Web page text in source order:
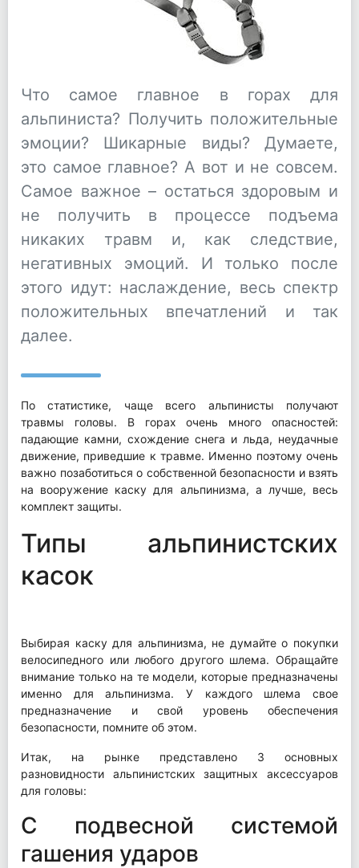
Что самое главное в горах для
альпиниста? Получить положительные
эмоции? Шикарные виды? Думаете,
это самое главное? А вот и не совсем.
Самое важное – остаться здоровым и
не получить в процессе подъема
никаких травм и, как следствие,
негативных эмоций. И только после
этого идут: наслаждение, весь спектр
положительных впечатлений и так
далее.
По статистике, чаще всего альпинисты получают
травмы головы. В горах очень много опасностей:
падающие камни, схождение снега и льда, неудачные
движение, приведшие к травме. Именно поэтому очень
важно позаботиться о собственной безопасности и взять
на вооружение каску для альпинизма, а лучше, весь
комплект защиты.
Типы альпинистских
касок
Выбирая каску для альпинизма, не думайте о покупки
велосипедного или любого другого шлема. Обращайте
внимание только на те модели, которые предназначены
именно для альпинизма. У каждого шлема свое
предназначение и свой уровень обеспечения
безопасности, помните об этом.
Итак, на рынке представлено 3 основных
разновидности альпинистских защитных аксессуаров
для головы:
С подвесной системой
гашения ударов